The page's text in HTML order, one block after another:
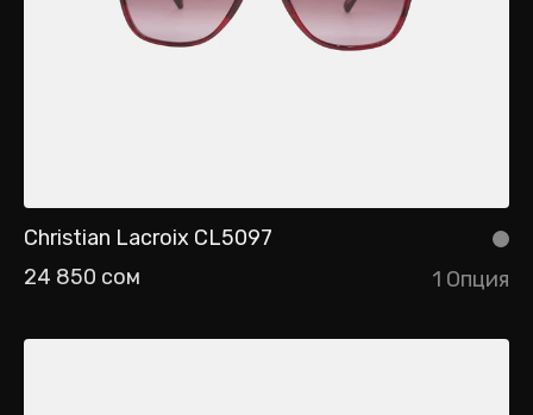
Christian Lacroix CL5097
24 850 сом
1 Опция